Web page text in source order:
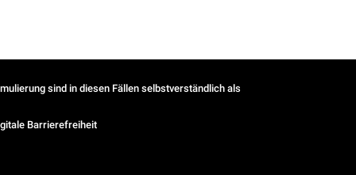
sind in diesen Fällen selbstverständlich als
Barrierefreiheit